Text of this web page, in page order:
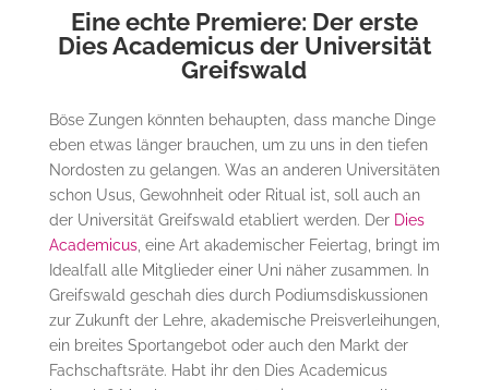
Eine echte Premiere: Der erste
Dies Academicus der Universität
Greifswald
Böse Zungen könnten behaupten, dass manche Dinge
eben etwas länger brauchen, um zu uns in den tiefen
Nordosten zu gelangen. Was an anderen Universitäten
schon Usus, Gewohnheit oder Ritual ist, soll auch an
der Universität Greifswald etabliert werden. Der Dies
Academicus, eine Art akademischer Feiertag, bringt im
Idealfall alle Mitglieder einer Uni näher zusammen. In
Greifswald geschah dies durch Podiumsdiskussionen
zur Zukunft der Lehre, akademische Preisverleihungen,
ein breites Sportangebot oder auch den Markt der
Fachschaftsräte. Habt ihr den Dies Academicus